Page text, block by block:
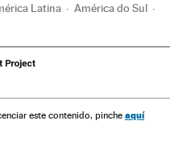
Latina América do Sul
este contenido, pinche aquí